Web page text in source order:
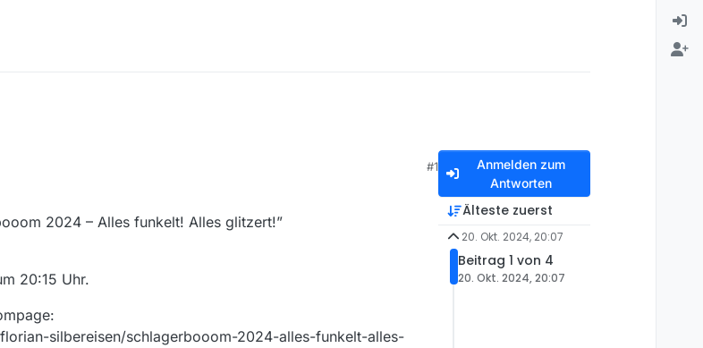
#1
2024 – Alles funkelt! Alles glitzert!”
20:15 Uhr.
silbereisen/schlagerbooom-2024-alles-funkelt-alles-
Anmelden zum
Antworten
Älteste zuerst
20. Okt. 2024, 20:07
Beitrag 1 von 4
20. Okt. 2024, 20:07